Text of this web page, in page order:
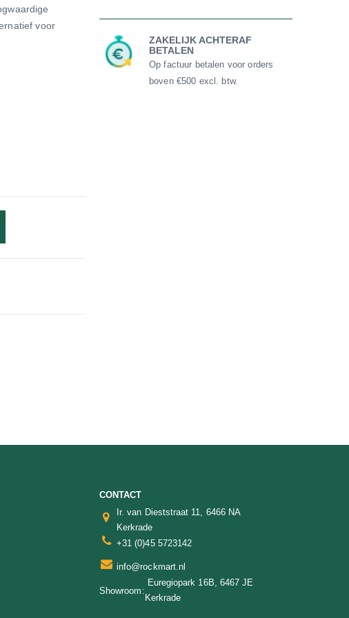
voor
ZAKELIJK ACHTERAF
BETALEN
Op factuur betalen voor orders
boven €500 excl. btw.
CONTACT
Ir. van Dieststraat 11, 6466 NA
Kerkrade
+31 (0)45 5723142
info@rockmart.nl
Showroom:
Euregiopark 16B, 6467 JE
Kerkrade